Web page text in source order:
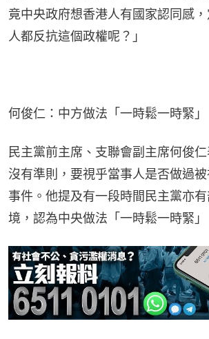
竟中央政府想香港人有國家認同感
人都反抗這個政權呢？」
何俊仁：中方做法「一時鬆一時緊」
民主黨前主席、支聯會副主席何俊
沒有準則，要視乎當事人是否做過
事件。他提及有一段時間民主黨亦
境，認為中央做法「一時鬆一時緊」